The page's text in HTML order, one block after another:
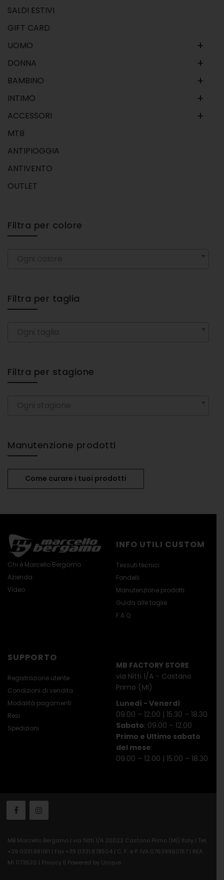
SALDI ESTIVI
GIFT CARD
+
UOMO
+
DONNA
+
BAMBINO
+
INTIMO
+
ACCESSORI
MTB
ANTIPIOGGIA
ANTIVENTO
OUTLET
Filtra per colore
Filtra per taglia
Filtra per stagione
Manutenzione prodotti
Come curare i tuoi prodotti
Chi è Marcello Bergamo
Azienda
Video
INFO UTILI CUSTOM
Tessuti tecnici
Fondelli
Manutenzione prodotti
Guida alle taglie
F.A.Q.
SUPPORTO
Registrazione utente
Condizioni di vendita
Modalità pagamenti
Resi
Spedizioni
MB FACTORY STORE
via Nitti 1/A - Castano
Primo (MI)
Lunedì - Venerdì:
09.00 – 12.00 | 15.30 – 18.30
Sabato: 09.00 – 12.00
Primo e Ultimo sabato
del mese:
09.00 – 12.00 | 15.00 – 18.30
MB Marcello Bergamo | via Nitti 1/A 20022 Castano Primo (MI) Italy | Tel.
+39 0331.881181 | Fax +39 0331.878504 | C. F. e P. IVA 07639960157 | REA
MI 1173520 | Privacy || Powered by Unique